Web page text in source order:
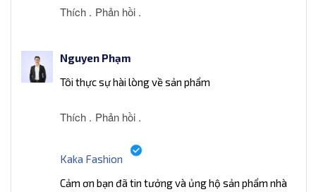
Thích . Phản hồi .
Nguyen Phạm
Tôi thực sự hài lòng về sản phẩm
Thích . Phản hồi .
Kaka Fashion
Cảm ơn bạn đã tin tưởng và ủng hộ sản phẩm nhà